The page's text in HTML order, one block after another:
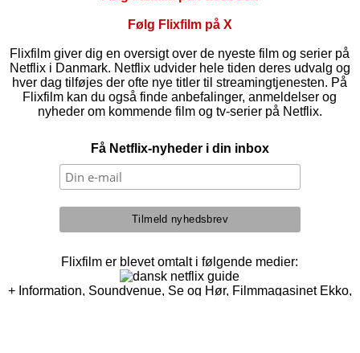
Følg Flixfilm på X
Flixfilm giver dig en oversigt over de nyeste film og serier på
Netflix i Danmark. Netflix udvider hele tiden deres udvalg og
hver dag tilføjes der ofte nye titler til streamingtjenesten. På
Flixfilm kan du også finde anbefalinger, anmeldelser og
nyheder om kommende film og tv-serier på Netflix.
Få Netflix-nyheder i din inbox
Flixfilm er blevet omtalt i følgende medier:
+ Information, Soundvenue, Se og Hør, Filmmagasinet Ekko,